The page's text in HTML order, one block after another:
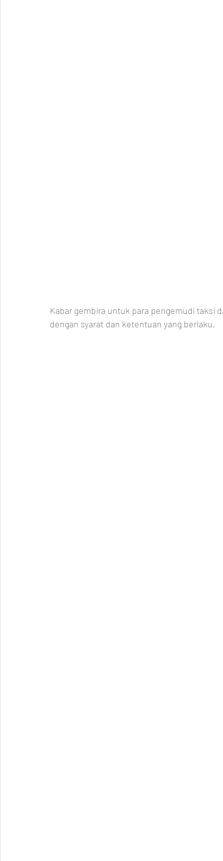
Kabar gembira untuk para pengemudi taksi
dengan syarat dan ketentuan yang berlaku.